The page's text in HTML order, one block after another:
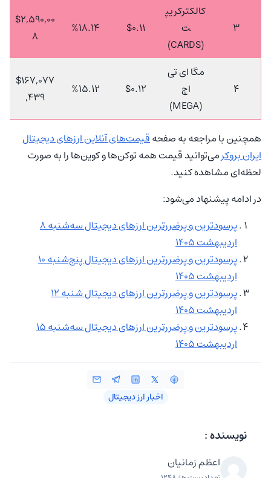
3
کالکترکریپ
ت
(CARDS)
$0.11
%18.14
$2,590,00
8
4
مگا ای تی
اچ
(MEGA)
$0.12
%15.12
$167,077
,439
همچنین با مراجعه به صفحهقیمت‌های آنلاین ارزهای دیجیتال
ایران بروکرمی‌توانید قیمت همه توکن‌ها و کوین‌ها را به صورت
لحظه‌ای مشاهده کنید.
در ادامه پیشنهاد می‌شود:
‌‏پرسودترین و پرضررترین ارزهای دیجیتال سه‌شنبه 8
اردیبهشت 1405
‌‏پرسودترین و پرضررترین ارزهای دیجیتال پنج‌شنبه 10
اردیبهشت 1405
‌‏پرسودترین و پرضررترین ارزهای دیجیتال شنبه 12
اردیبهشت 1405
‌‏پرسودترین و پرضررترین ارزهای دیجیتال سه‌شنبه 15
اردیبهشت 1405
اخبار ارز دیجیتال
نویسنده :
اعظم زمانیان